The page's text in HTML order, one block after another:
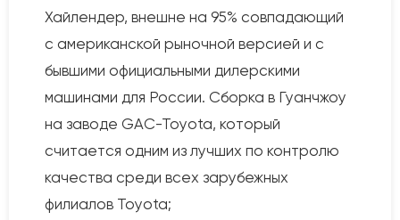
Хайлендер, внешне на 95% совпадающий
с американской рыночной версией и с
бывшими официальными дилерскими
машинами для России. Сборка в Гуанчжоу
на заводе GAC-Toyota, который
считается одним из лучших по контролю
качества среди всех зарубежных
филиалов Toyota;